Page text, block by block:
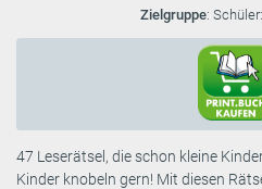
Zielgruppe:
47 Leserätsel, die schon kleine
Kinder knobeln gern! Mit diesen